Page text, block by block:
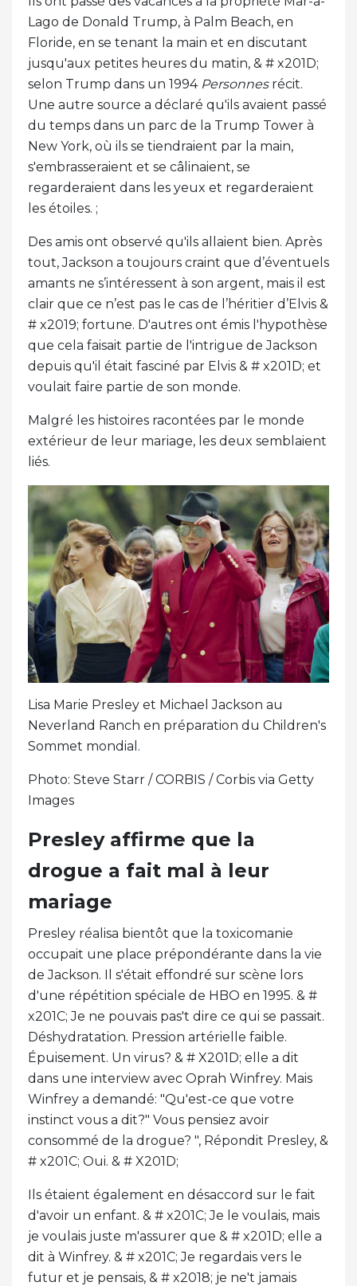
Lago de Donald Trump, à Palm Beach, en
Floride, en se tenant la main et en discutant
jusqu'aux petites heures du matin, & # x201D;
selon Trump dans un 1994 Personnes récit.
Une autre source a déclaré qu'ils avaient passé
du temps dans un parc de la Trump Tower à
New York, où ils se tiendraient par la main,
s'embrasseraient et se câlinaient, se
regarderaient dans les yeux et regarderaient
les étoiles. ;
Des amis ont observé qu'ils allaient bien. Après
tout, Jackson a toujours craint que d’éventuels
amants ne s’intéressent à son argent, mais il est
clair que ce n’est pas le cas de l’héritier d’Elvis &
# x2019; fortune. D'autres ont émis l'hypothèse
que cela faisait partie de l'intrigue de Jackson
depuis qu'il était fasciné par Elvis & # x201D; et
voulait faire partie de son monde.
Malgré les histoires racontées par le monde
extérieur de leur mariage, les deux semblaient
liés.
Lisa Marie Presley et Michael Jackson au
Neverland Ranch en préparation du Children's
Sommet mondial.
Photo: Steve Starr / CORBIS / Corbis via Getty
Images
Presley affirme que la
drogue a fait mal à leur
mariage
Presley réalisa bientôt que la toxicomanie
occupait une place prépondérante dans la vie
de Jackson. Il s'était effondré sur scène lors
d'une répétition spéciale de HBO en 1995. & #
x201C; Je ne pouvais pas't dire ce qui se passait.
Déshydratation. Pression artérielle faible.
Épuisement. Un virus? & # X201D; elle a dit
dans une interview avec Oprah Winfrey. Mais
Winfrey a demandé: "Qu'est-ce que votre
instinct vous a dit?" Vous pensiez avoir
consommé de la drogue? ", Répondit Presley, &
# x201C; Oui. & # X201D;
Ils étaient également en désaccord sur le fait
d'avoir un enfant. & # x201C; Je le voulais, mais
je voulais juste m'assurer que & # x201D; elle a
dit à Winfrey. & # x201C; Je regardais vers le
futur et je pensais, & # x2018; je ne't jamais